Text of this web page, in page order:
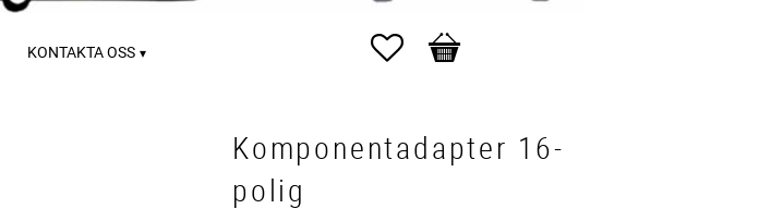
KONTAKTA OSS Favoriter
Kundvagn
Komponentadapter 16-
polig